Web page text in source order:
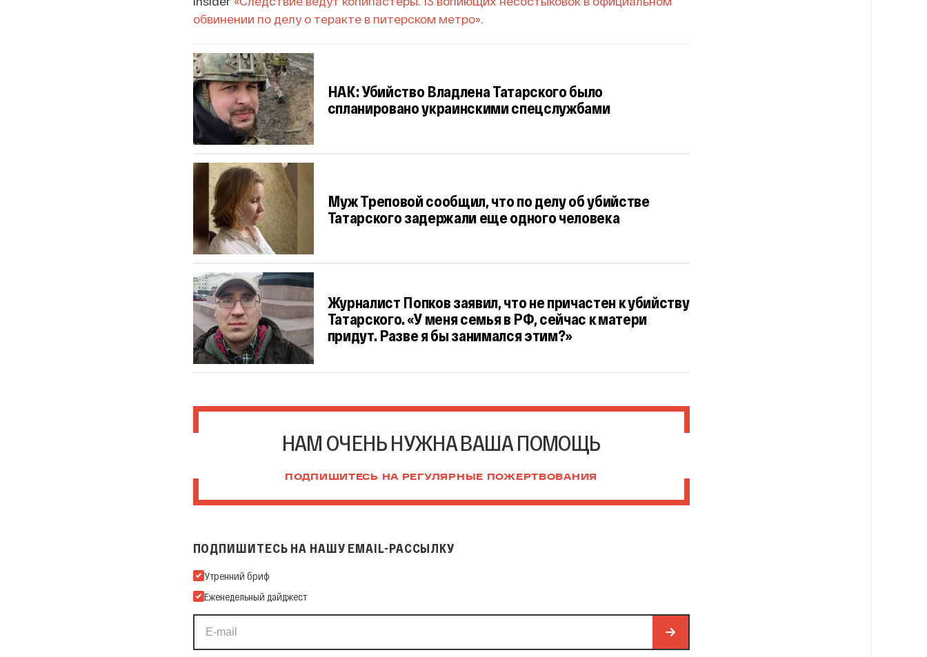
обвинении по делу о теракте в питерском метро».
НАК: Убийство Владлена Татарского было
спланировано украинскими спецслужбами
Муж Треповой сообщил, что по делу об убийстве
Татарского задержали еще одного человека
Журналист Попков заявил, что не причастен к убийству
Татарского. «У меня семья в РФ, сейчас к матери
придут. Разве я бы занимался этим?»
НАМ ОЧЕНЬ НУЖНА ВАША ПОМОЩЬ
ПОДПИШИТЕСЬ НА РЕГУЛЯРНЫЕ ПОЖЕРТВОВАНИЯ
ПОДПИШИТЕСЬ НА НАШУ EMAIL-РАССЫЛКУ
Подпишитесь на нашу Email-рассылку
Утренний бриф
Еженедельный дайджест